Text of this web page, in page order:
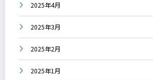
2025年4月
2025年3月
2025年2月
2025年1月